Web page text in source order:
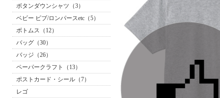
ボタンダウンシャツ（3）
ベビー ビブ/ロンパースetc（5）
ボトムス（12）
バッグ（30）
バッジ（26）
ペーパークラフト（13）
ポストカード・シール（7）
レゴ